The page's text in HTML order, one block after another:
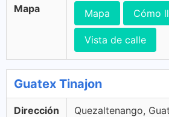
Mapa Mapa Cómo
Vista de calle
Guatex Tinajon
Dirección Quezaltenango,